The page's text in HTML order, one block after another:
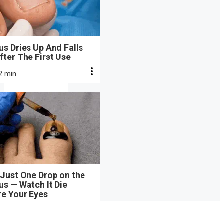
Dries Up And Falls
The First Use
min
One Drop on the
— Watch It Die
Your Eyes